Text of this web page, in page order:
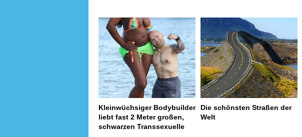
Kleinwüchsiger Bodybuilder
liebt fast 2 Meter großen,
schwarzen Transsexuelle
Die schönsten Straßen der
Welt